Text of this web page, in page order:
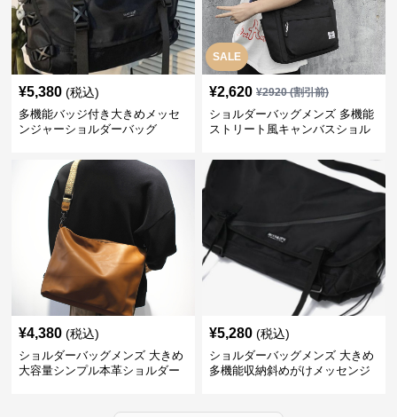
¥5,380 (税込)
多機能バッジ付き大きめメッセ
ンジャーショルダーバッグ
SALE
¥2,620 ¥2920(割引前)
ショルダーバッグメンズ 多機能
ストリート風キャンバスショル
¥4,380 (税込)
ショルダーバッグメンズ 大きめ
大容量シンプル本革ショルダー
¥5,280 (税込)
ショルダーバッグメンズ 大きめ
多機能収納斜めがけメッセンジ